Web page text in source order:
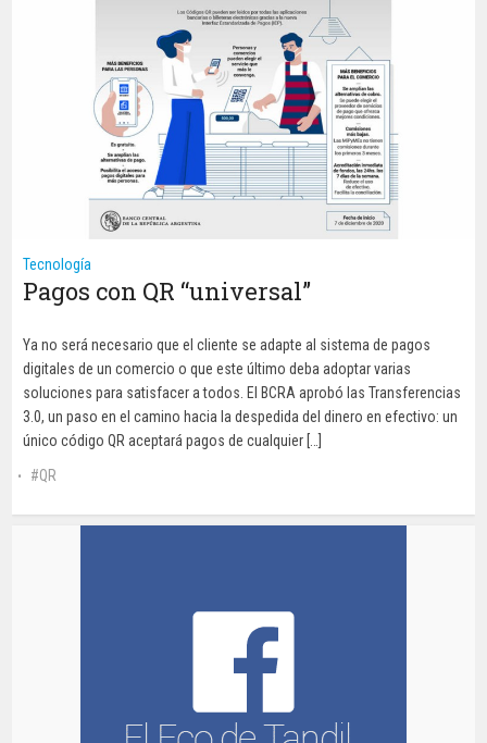
Tecnología
Pagos con QR “universal”
Ya no será necesario que el cliente se adapte al sistema de pagos
digitales de un comercio o que este último deba adoptar varias
soluciones para satisfacer a todos. El BCRA aprobó las Transferencias
3.0, un paso en el camino hacia la despedida del dinero en efectivo: un
único código QR aceptará pagos de cualquier […]
QR